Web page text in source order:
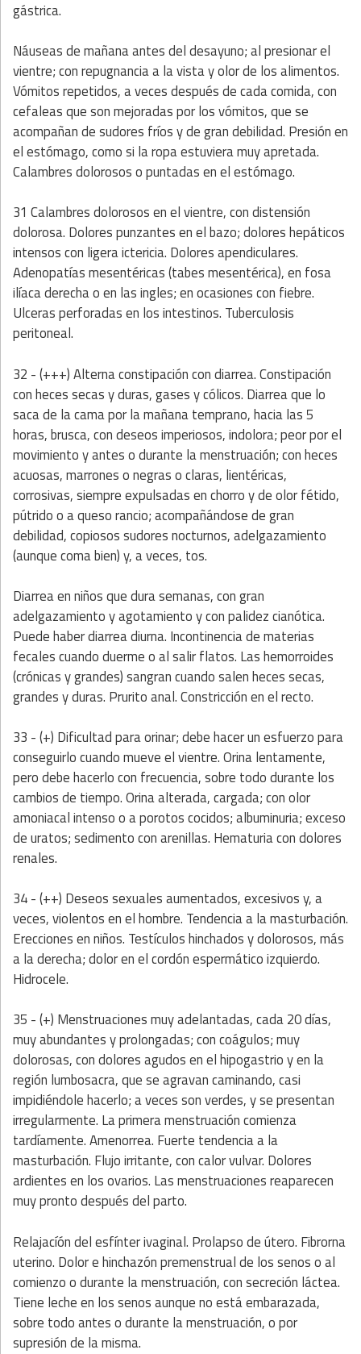
gástrica.
Náuseas de mañana antes del desayuno; al presionar el
vientre; con repugnancia a la vista y olor de los alimentos.
Vómitos repetidos, a veces después de cada comida, con
cefaleas que son mejoradas por los vómitos, que se
acompañan de sudores fríos y de gran debilidad. Presión en
el estómago, como si la ropa estuviera muy apretada.
Calambres dolorosos o puntadas en el estómago.
31 Calambres dolorosos en el vientre, con distensión
dolorosa. Dolores punzantes en el bazo; dolores hepáticos
intensos con ligera ictericia. Dolores apendiculares.
Adenopatías mesentéricas (tabes mesentérica), en fosa
ilíaca derecha o en las ingles; en ocasiones con fiebre.
Ulceras perforadas en los intestinos. Tuberculosis
peritoneal.
32 - (+++) Alterna constipación con diarrea. Constipación
con heces secas y duras, gases y cólicos. Diarrea que lo
saca de la cama por la mañana temprano, hacia las 5
horas, brusca, con deseos imperiosos, indolora; peor por el
movimiento y antes o durante la menstruación; con heces
acuosas, marrones o negras o claras, lientéricas,
corrosivas, siempre expulsadas en chorro y de olor fétido,
pútrido o a queso rancio; acompañándose de gran
debilidad, copiosos sudores nocturnos, adelgazamiento
(aunque coma bien) y, a veces, tos.
Diarrea en niños que dura semanas, con gran
adelgazamiento y agotamiento y con palidez cianótica.
Puede haber diarrea diurna. Incontinencia de materias
fecales cuando duerme o al salir flatos. Las hemorroides
(crónicas y grandes) sangran cuando salen heces secas,
grandes y duras. Prurito anal. Constricción en el recto.
33 - (+) Dificultad para orinar; debe hacer un esfuerzo para
conseguirlo cuando mueve el vientre. Orina lentamente,
pero debe hacerlo con frecuencia, sobre todo durante los
cambios de tiempo. Orina alterada, cargada; con olor
amoniacal intenso o a porotos cocidos; albuminuria; exceso
de uratos; sedimento con arenillas. Hematuria con dolores
renales.
34 - (++) Deseos sexuales aumentados, excesivos y, a
veces, violentos en el hombre. Tendencia a la masturbación.
Erecciones en niños. Testículos hinchados y dolorosos, más
a la derecha; dolor en el cordón espermático izquierdo.
Hidrocele.
35 - (+) Menstruaciones muy adelantadas, cada 20 días,
muy abundantes y prolongadas; con coágulos; muy
dolorosas, con dolores agudos en el hipogastrio y en la
región lumbosacra, que se agravan caminando, casi
impidiéndole hacerlo; a veces son verdes, y se presentan
irregularmente. La primera menstruación comienza
tardíamente. Amenorrea. Fuerte tendencia a la
masturbación. Flujo irritante, con calor vulvar. Dolores
ardientes en los ovarios. Las menstruaciones reaparecen
muy pronto después del parto.
Relajacíón del esfínter ivaginal. Prolapso de útero. Fibrorna
uterino. Dolor e hinchazón premenstrual de los senos o al
comienzo o durante la menstruación, con secreción láctea.
Tiene leche en los senos aunque no está embarazada,
sobre todo antes o durante la menstruación, o por
supresión de la misma.